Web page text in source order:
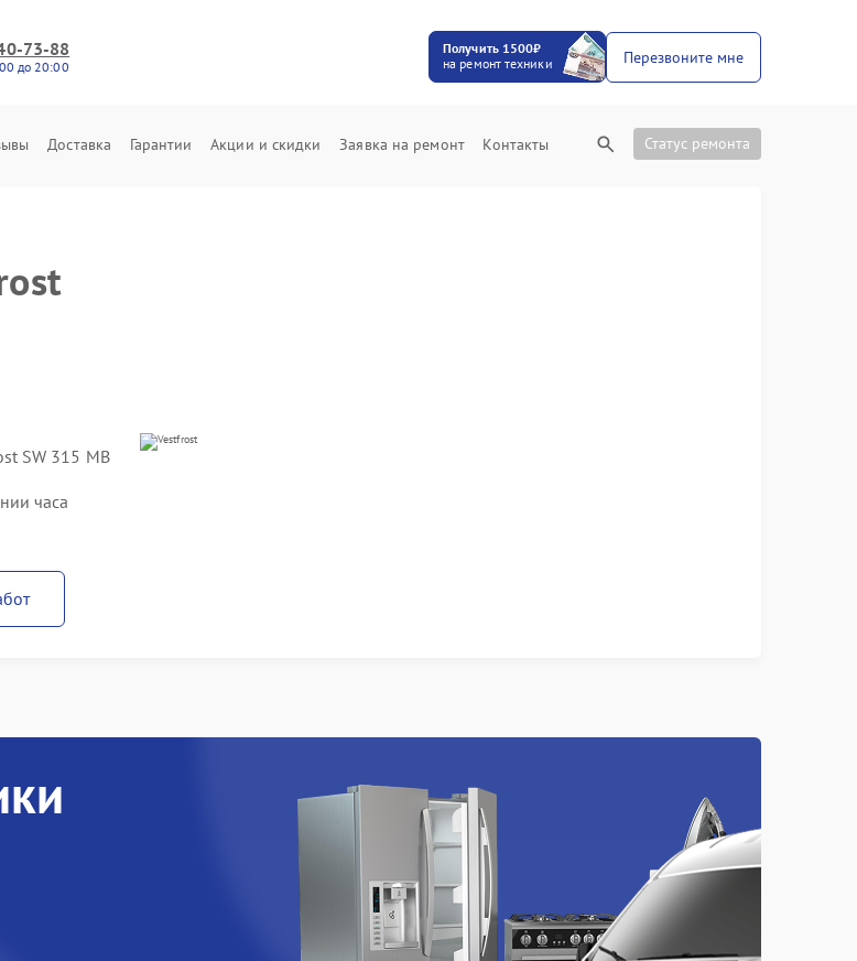
73-88
до 20:00
Получить 1500₽
на ремонт техники
Перезвоните мне
Доставка Гарантии Акции и скидки Заявка на ремонт Контакты Статус ремонта
SW 315 MB
часа